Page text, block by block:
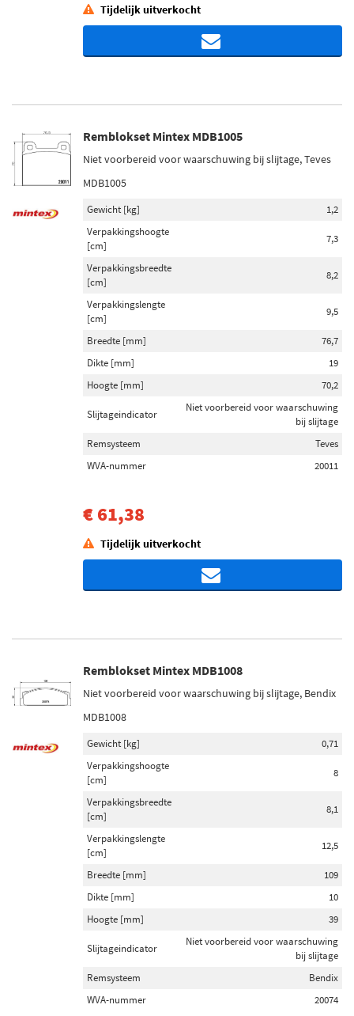
Tijdelijk uitverkocht
Remblokset Mintex MDB1005
Niet voorbereid voor waarschuwing bij slijtage, Teves
MDB1005
Gewicht [kg]
1,2
Verpakkingshoogte
[cm]
7,3
Verpakkingsbreedte
[cm]
8,2
Verpakkingslengte
[cm]
9,5
Breedte [mm]
76,7
Dikte [mm]
19
Hoogte [mm]
70,2
Slijtageindicator
Niet voorbereid voor waarschuwing
bij slijtage
Remsysteem
Teves
WVA-nummer
20011
€ 61,38
Tijdelijk uitverkocht
Remblokset Mintex MDB1008
Niet voorbereid voor waarschuwing bij slijtage, Bendix
MDB1008
Gewicht [kg]
0,71
Verpakkingshoogte
[cm]
8
Verpakkingsbreedte
[cm]
8,1
Verpakkingslengte
[cm]
12,5
Breedte [mm]
109
Dikte [mm]
10
Hoogte [mm]
39
Slijtageindicator
Niet voorbereid voor waarschuwing
bij slijtage
Remsysteem
Bendix
WVA-nummer
20074